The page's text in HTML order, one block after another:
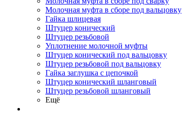
Молочная муфта в сборе под вальцовку
Гайка шлицевая
Штуцер конический
Штуцер резьбовой
Уплотнение молочной муфты
Штуцер конический под вальцовку
Штуцер резьбовой под вальцовку
Гайка заглушка с цепочкой
Штуцер конический шланговый
Штуцер резьбовой шланговый
Ещё